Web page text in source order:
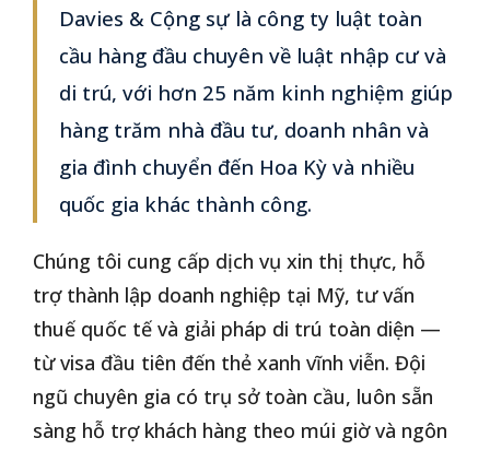
Davies & Cộng sự là công ty luật toàn
cầu hàng đầu chuyên về luật nhập cư và
di trú, với hơn 25 năm kinh nghiệm giúp
hàng trăm nhà đầu tư, doanh nhân và
gia đình chuyển đến Hoa Kỳ và nhiều
quốc gia khác thành công.
Chúng tôi cung cấp dịch vụ xin thị thực, hỗ
trợ thành lập doanh nghiệp tại Mỹ, tư vấn
thuế quốc tế và giải pháp di trú toàn diện —
từ visa đầu tiên đến thẻ xanh vĩnh viễn. Đội
ngũ chuyên gia có trụ sở toàn cầu, luôn sẵn
sàng hỗ trợ khách hàng theo múi giờ và ngôn